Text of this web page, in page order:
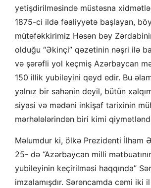
yetişdirilməsində müstəsna
1875-ci ildə fəaliyyətə başlayan,
mütəfəkkirimiz Həsən bəy
olduğu “Əkinçi” qəzetinin nəşri ilə
və şərəfli yol keçmiş Azərbaycan
150 illik yubileyini qeyd edir. Bu
yalnız bir sahənin deyil, bütün
siyasi və mədəni inkişaf tarixinin
mərhələlərindən biri kimi
Məlumdur ki, ölkə Prezidenti İlham
25- də “Azərbaycan milli
yubileyinin keçirilməsi haqqında”
imzalamışdır. Sərəncamda cəmi iki